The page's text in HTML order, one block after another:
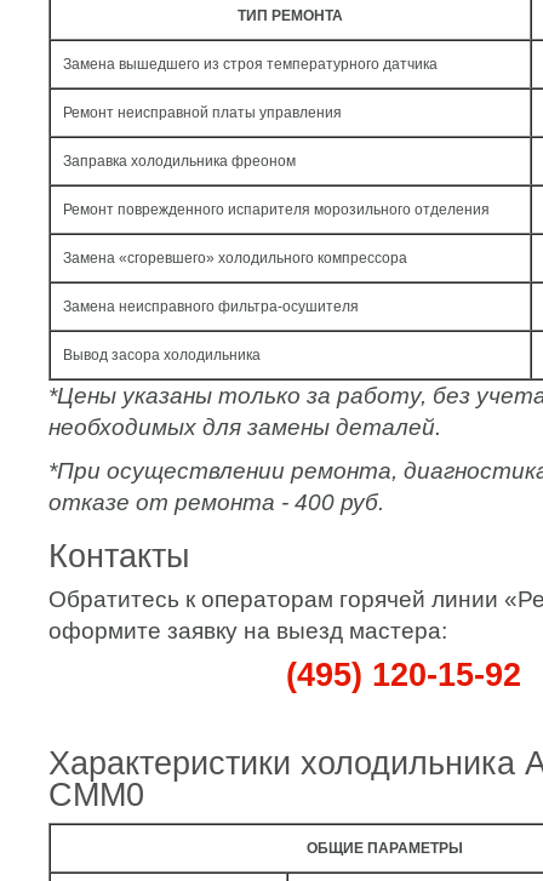
ТИП РЕМОНТА
Замена вышедшего из строя температурного датчика
Ремонт неисправной платы управления
Заправка холодильника фреоном
Ремонт поврежденного испарителя морозильного отделения
Замена «сгоревшего» холодильного компрессора
Замена неисправного фильтра-осушителя
Вывод засора холодильника
*Цены указаны только за работу, без
необходимых для замены деталей.
*При осуществлении ремонта,
отказе от ремонта - 400 руб.
Контакты
Обратитесь к операторам горячей линии
оформите заявку на выезд мастера:
(495) 120-15-92
Характеристики холодильника
CMM0
ОБЩИЕ ПАРАМЕТРЫ